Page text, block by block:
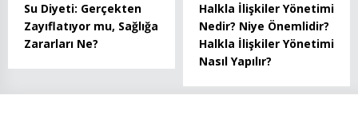
Su Diyeti: Gerçekten
Zayıflatıyor mu, Sağlığa
Zararları Ne?
Halkla İlişkiler Yönetimi
Nedir? Niye Önemlidir?
Halkla İlişkiler Yönetimi
Nasıl Yapılır?